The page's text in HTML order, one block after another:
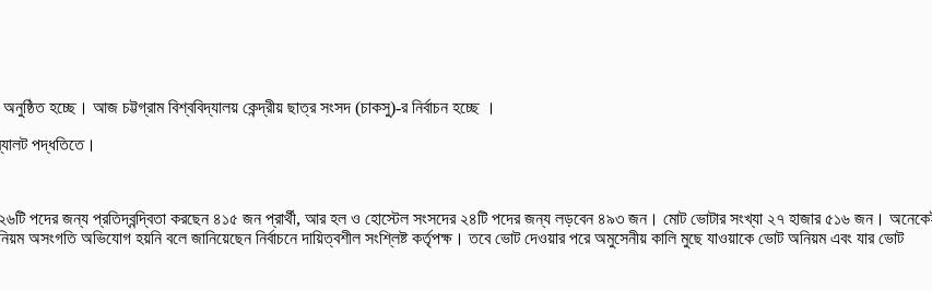
হচ্ছে। আজ চট্টগ্রাম বিশ্ববিদ্যালয় কেন্দ্রীয় ছাত্র সংসদ (চাকসু)-র নির্বাচন হচ্ছে ।
পদ্ধতিতে।
পদের জন্য প্রতিদ্বন্দ্বিতা করছেন ৪১৫ জন প্রার্থী, আর হল ও হোস্টেল সংসদের ২৪টি পদের জন্য লড়বেন ৪৯৩ জন। মোট ভোটার সংখ্যা ২৭ হাজার ৫১৬ জন।
অসংগতি অভিযোগ হয়নি বলে জানিয়েছেন নির্বাচনে দায়িত্বশীল সংশ্লিষ্ট কর্তৃপক্ষ। তবে ভোট দেওয়ার পরে অমুসেনীয় কালি মুছে যাওয়াকে ভোট অনিয়ম এবং যার ভোট